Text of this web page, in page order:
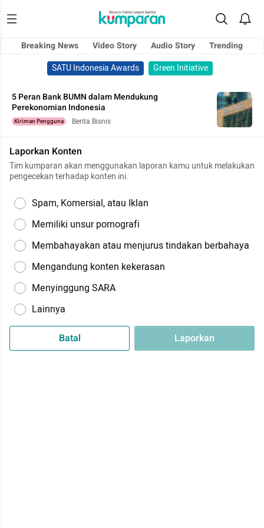
Breaking News Video Story Audio Story
Trending
SATU Indonesia Awards
Green Initiative
5 Peran Bank BUMN dalam Mendukung
Perekonomian Indonesia
Kiriman Pengguna Berita Bisnis
Laporkan Konten
Tim kumparan akan menggunakan laporan kamu untuk melakukan
pengecekan terhadap konten ini.
Spam, Komersial, atau Iklan
Memiliki unsur pornografi
Membahayakan atau menjurus tindakan berbahaya
Mengandung konten kekerasan
Menyinggung SARA
Lainnya
Batal Laporkan